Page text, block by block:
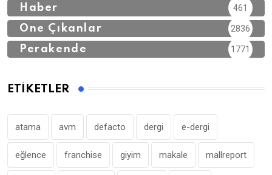
Haber 461
Öne Çıkanlar 2836
Perakende 1771
ETIKETLER
atama avm defacto dergi e-dergi
eğlence franchise giyim makale mallreport